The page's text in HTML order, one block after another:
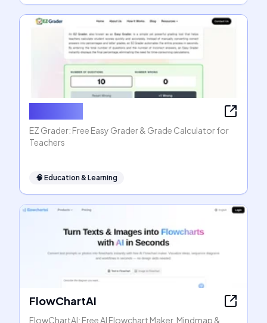
EZ Grader: Free Easy Grader & Grade Calculator for
Teachers
🧠 Education & Learning
FlowChartAI
FlowChartAI: Free AI Flowchart Maker, Mindmap &